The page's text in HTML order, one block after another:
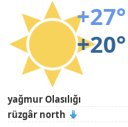
+27°
+20°
yağmur Olasılığı
rüzgâr north